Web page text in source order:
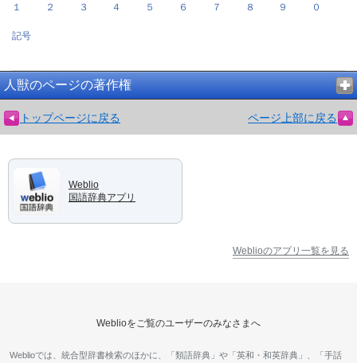
１ ２ ３ ４ ５ ６ ７ ８ ９ ０
記号
人獣のページの著作権
トップページに戻る ページ上部に戻る
Weblio
国語辞典アプリ
Weblioのアプリ一覧を見る
Weblioをご覧のユーザーのみなさまへ
Weblioでは、統合型辞書検索のほかに、「類語辞典」や「英和・和英辞典」、「手話